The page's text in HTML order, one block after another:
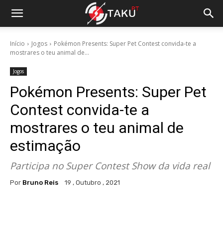
Início Jogos
Pokémon Presents: Super Pet Contest convida-te a
mostrares o teu animal de...
Jogos
Pokémon Presents: Super Pet
Contest convida-te a
mostrares o teu animal de
estimação
Participa no Super Contest Show da vida real
Por Bruno Reis 19 , Outubro , 2021